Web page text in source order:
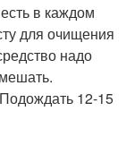
в каждом
для очищения
надо
12-15